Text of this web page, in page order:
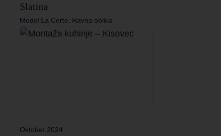
Slatina
Model La Corte, Ravna oblika
Oktober 2024